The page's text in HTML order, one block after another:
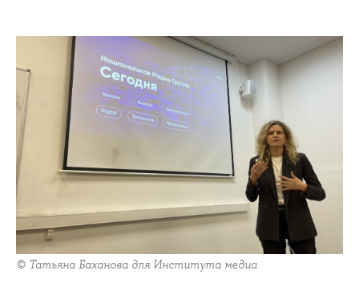
© Татьяна Баханова для Института медиа